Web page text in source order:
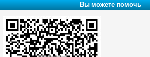
Вы можете помочь